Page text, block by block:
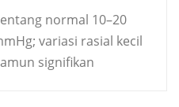
normal 10–20
variasi rasial kecil
signifikan